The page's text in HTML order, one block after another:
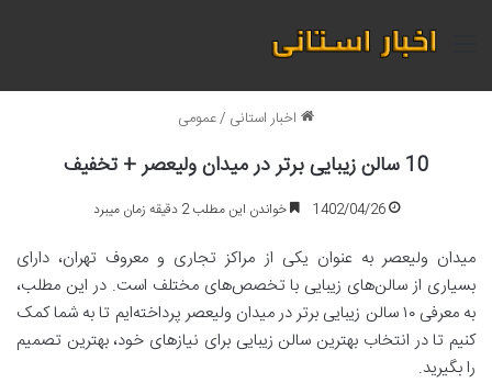
منو
اخبار استانی /عمومی
10 سالن زیبایی برتر در میدان ولیعصر + تخفیف
1402/04/26 خواندن این مطلب 2 دقیقه زمان میبرد
میدان ولیعصر به عنوان یکی از مراکز تجاری و معروف تهران، دارای
بسیاری از سالن‌های زیبایی با تخصص‌های مختلف است. در این مطلب،
به معرفی ۱۰ سالن زیبایی برتر در میدان ولیعصر پرداخته‌ایم تا به شما کمک
کنیم تا در انتخاب بهترین سالن زیبایی برای نیازهای خود، بهترین تصمیم
را بگیرید.